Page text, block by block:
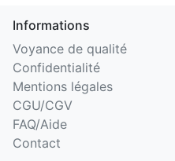
Informations
Voyance de qualité
Confidentialité
Mentions légales
CGU/CGV
FAQ/Aide
Contact